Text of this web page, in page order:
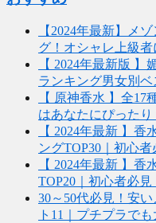
【2024年最新】メ
グ！オシャレ上級
【 2024年最新版
ランキング男女別ベ
【 原神香水 】全17
はあなたにぴった
【 2024年最新 】
ングTOP30｜初心者
【 2024年最新 】
TOP20｜初心者必見
30～50代必見！安
ト11｜プチプラで